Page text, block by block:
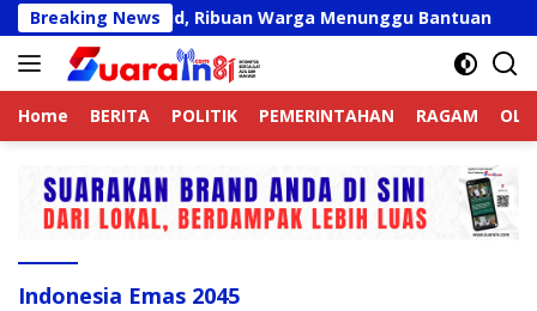
Langsung
ke
konten
Breaking News
Belum Valid, Ribuan Warga Menunggu Bantuan
Home BERITA POLITIK PEMERINTAHAN RAGAM
Indonesia Emas 2045